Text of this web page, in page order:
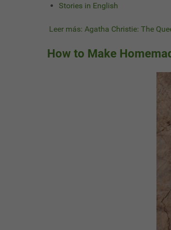
Stories in English
Leer más: Agatha Christie: The
How to Make